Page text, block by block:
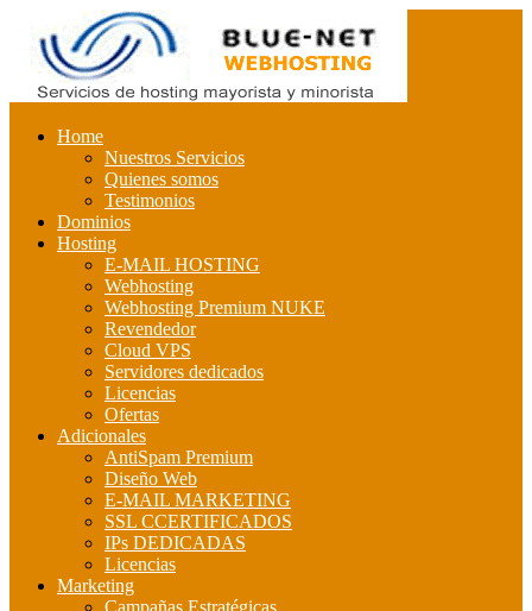
Home
Nuestros Servicios
Quienes somos
Testimonios
Dominios
Hosting
E-MAIL HOSTING
Webhosting
Webhosting Premium NUKE
Revendedor
Cloud VPS
Servidores dedicados
Licencias
Ofertas
Adicionales
AntiSpam Premium
Diseño Web
E-MAIL MARKETING
SSL CCERTIFICADOS
IPs DEDICADAS
Licencias
Marketing
Campañas Estratégicas